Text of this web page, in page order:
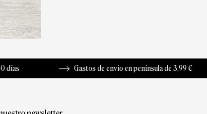
Gastos de envío en península de 3,99 €